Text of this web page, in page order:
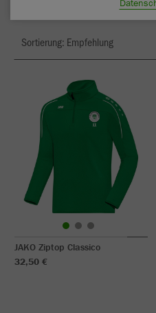
JAKO Ziptop Classico
32,50 €